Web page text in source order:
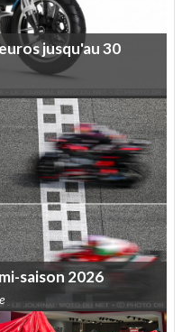
jusqu'au30
mi-saison 2026